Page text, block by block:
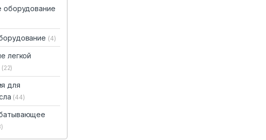
оборудование
(4)
легкой
(22)
для
(44)